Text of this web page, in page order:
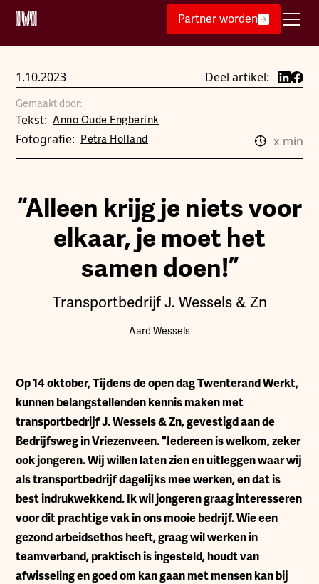
Partner worden
1.10.2023 Deel artikel:
Gemaakt door:
Tekst: Anno Oude Engberink
Fotografie: Petra Holland x min
“Alleen krijg je niets voor
elkaar, je moet het
samen doen!”
Transportbedrijf J. Wessels & Zn
Aard Wessels
Op 14 oktober, Tijdens de open dag Twenterand Werkt,
kunnen belangstellenden kennis maken met
transportbedrijf J. Wessels & Zn, gevestigd aan de
Bedrijfsweg in Vriezenveen. "Iedereen is welkom, zeker
ook jongeren. Wij willen laten zien en uitleggen waar wij
als transportbedrijf dagelijks mee werken, en dat is
best indrukwekkend. Ik wil jongeren graag interesseren
voor dit prachtige vak in ons mooie bedrijf. Wie een
gezond arbeidsethos heeft, graag wil werken in
teamverband, praktisch is ingesteld, houdt van
afwisseling en goed om kan gaan met mensen kan bij